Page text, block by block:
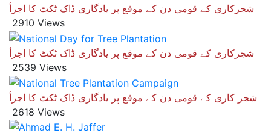
شجرکاری کے قومی دن کے موقع پر یادگاری ڈاک ٹکٹ کا اجرأ
2910 Views
شجرکاری کے قومی دن کے موقع پر یادگاری ڈاک ٹکٹ کا اجرأ
2539 Views
شجر کاری کے قومی دن کے موقع پر یادگاری ڈاک ٹکٹ کا اجرأ
2618 Views